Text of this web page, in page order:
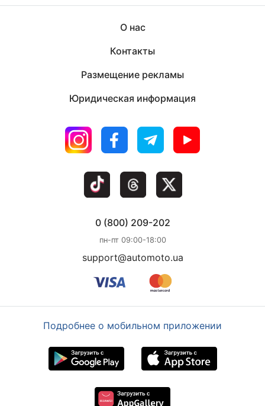
О нас
Контакты
Размещение рекламы
Юридическая информация
0 (800) 209-202
пн-пт 09:00-18:00
support@automoto.ua
Подробнее о мобильном приложении